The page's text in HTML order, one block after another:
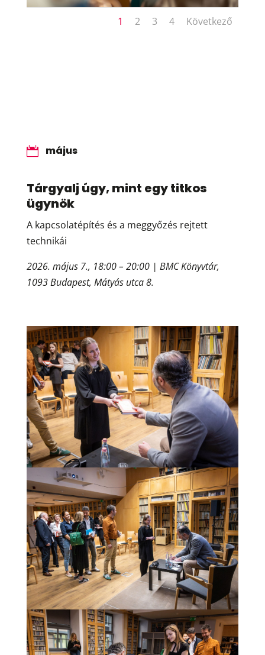
1 2 3 4 Következő
 május
Tárgyalj úgy, mint egy titkos
ügynök
A kapcsolatépítés és a meggyőzés rejtett
technikái
2026. május 7., 18:00 – 20:00 | BMC Könyvtár,
1093 Budapest, Mátyás utca 8.